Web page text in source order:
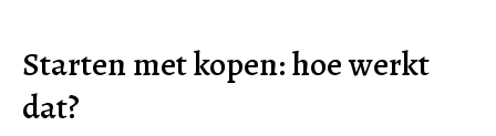
Starten met kopen: hoe werkt
dat?